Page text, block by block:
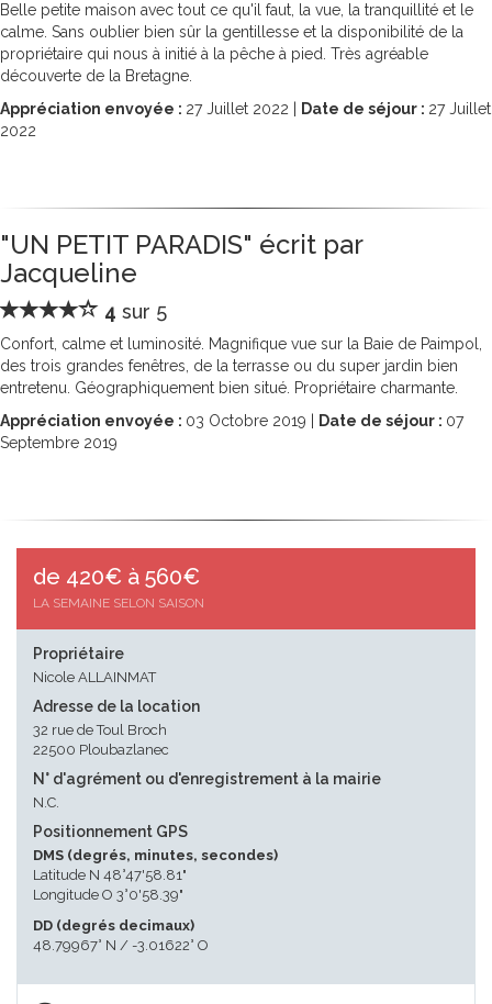
Belle petite maison avec tout ce qu'il faut, la vue, la tranquillité et le
calme. Sans oublier bien sûr la gentillesse et la disponibilité de la
propriétaire qui nous à initié à la pêche à pied. Très agréable
découverte de la Bretagne.
Appréciation envoyée : 27Juillet 2022 | Date de séjour : 27Juillet
2022
"UN PETIT PARADIS" écrit par
Jacqueline
4 sur 5
Confort, calme et luminosité. Magnifique vue sur la Baie de Paimpol,
des trois grandes fenêtres, de la terrasse ou du super jardin bien
entretenu. Géographiquement bien situé. Propriétaire charmante.
Appréciation envoyée : 03 Octobre 2019 | Date de séjour : 07
Septembre 2019
de 420€ à 560€
LA SEMAINE SELON SAISON
Propriétaire
Nicole ALLAINMAT
Adresse de la location
32 rue de Toul Broch
22500 Ploubazlanec
N° d'agrément ou d'enregistrement à la mairie
N.C.
Positionnement GPS
DMS (degrés, minutes, secondes)
Latitude N 48°47'58.81"
Longitude O 3°0'58.39"
DD (degrés decimaux)
48.79967° N / -3.01622° O